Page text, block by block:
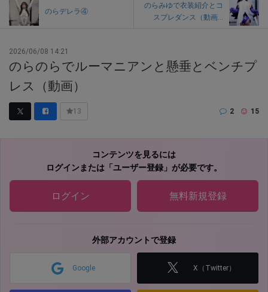
のらデレラ④
のらみゆで衣装紹介とコ
スプレダンス（動画...
2026/06/08 14:21
のらのらでルーマニアンと懸垂とベンチプ
レス（動画）
13 2 15
コンテンツを見るには
ログインまたは「ユーザー登録」が必要です。
ログイン 無料新規登録
外部アカウントで登録
Google X（Twitter）